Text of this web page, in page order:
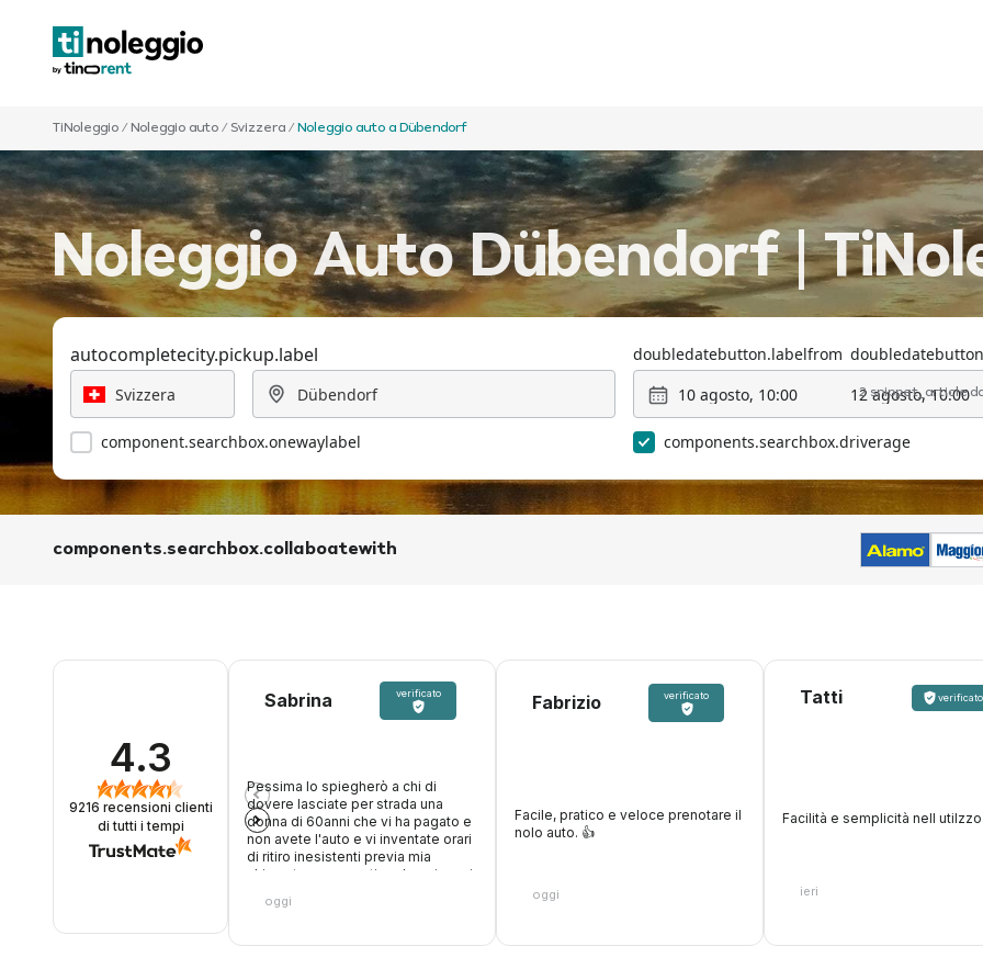
TiNoleggio / Noleggio auto /Svizzera / Noleggio auto a Dübendorf
Noleggio Auto Dübendorf |
autocompletecity.pickup.label
component.searchbox.onewaylabel
doubledatebutton.labelfrom
10 agosto, 10:00
12 agosto, 10:00
2
components.searchbox.driverage
components.searchbox.collaboatewith
4.3
9216 recensioni clienti
di tutti i tempi
Sabrina verificato
Pessima lo spiegherò a chi di
dovere lasciate per strada una
donna di 60anni che vi ha pagato e
non avete l'auto e vi inventate orari
di ritiro inesistenti previa mia
chiamata per avvertire, due giovani
supponente, niente di buono. Una
oggi
Fabrizio verificato
Facile, pratico e veloce prenotare il
nolo auto. 👍️
oggi
Tatti verificato
Facilità e semplicità nell utilzzo
ieri